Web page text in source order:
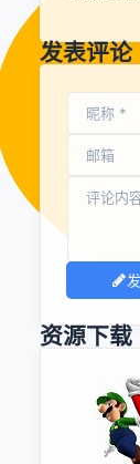
发表评论
资源下载